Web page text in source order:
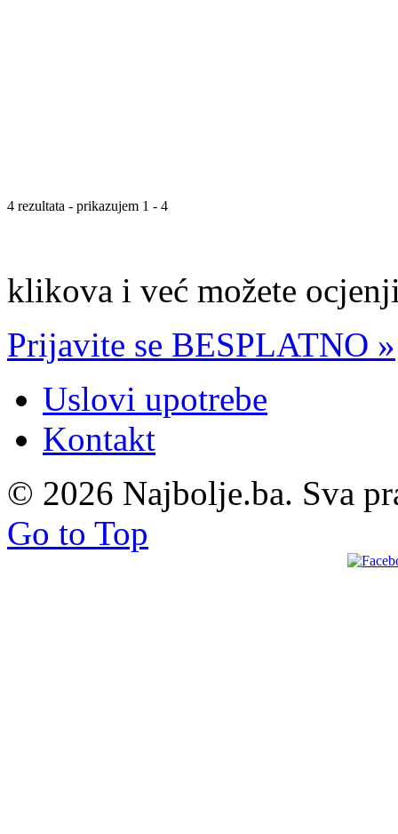
4 rezultata - prikazujem 1 - 4
klikova i već možete
Prijavite se BESPLATNO »
Uslovi upotrebe
Kontakt
© 2026 Najbolje.ba. Sva
Go to Top